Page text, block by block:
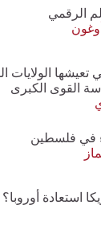
الرقمي
تعيشها الولايات
القوى الكبرى
في فلسطين
استعادة أوروبا؟